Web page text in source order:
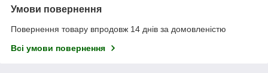
Умови повернення
Повернення товару впродовж 14 днів за домовленістю
Всі умови повернення